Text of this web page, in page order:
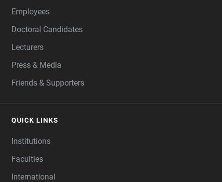
Employees
Doctoral Candidates
Lecturers
Press & Media
Friends & Supporters
QUICK LINKS
Institutions
Faculties
International